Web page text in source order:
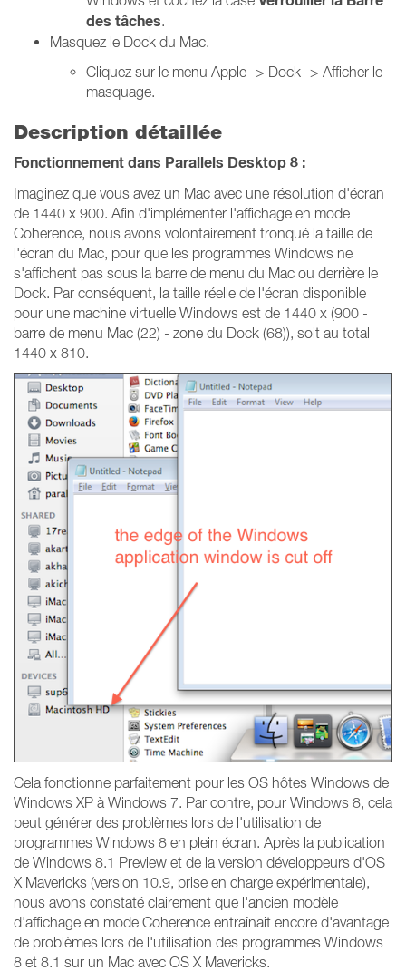
des tâches.
Masquez le Dock du Mac.
Cliquez sur le menu Apple -> Dock -> Afficher le
masquage.
Description détaillée
Fonctionnement dans Parallels Desktop 8 :
Imaginez que vous avez un Mac avec une résolution d'écran
de 1440 x 900. Afin d'implémenter l'affichage en mode
Coherence, nous avons volontairement tronqué la taille de
l'écran du Mac, pour que les programmes Windows ne
s'affichent pas sous la barre de menu du Mac ou derrière le
Dock. Par conséquent, la taille réelle de l'écran disponible
pour une machine virtuelle Windows est de 1440 x (900 -
barre de menu Mac (22) - zone du Dock (68)), soit au total
1440 x 810.
Cela fonctionne parfaitement pour les OS hôtes Windows de
Windows XP à Windows 7. Par contre, pour Windows 8, cela
peut générer des problèmes lors de l'utilisation de
programmes Windows 8 en plein écran. Après la publication
de Windows 8.1 Preview et de la version développeurs d'OS
X Mavericks (version 10.9, prise en charge expérimentale),
nous avons constaté clairement que l'ancien modèle
d'affichage en mode Coherence entraînait encore d'avantage
de problèmes lors de l'utilisation des programmes Windows
8 et 8.1 sur un Mac avec OS X Mavericks.